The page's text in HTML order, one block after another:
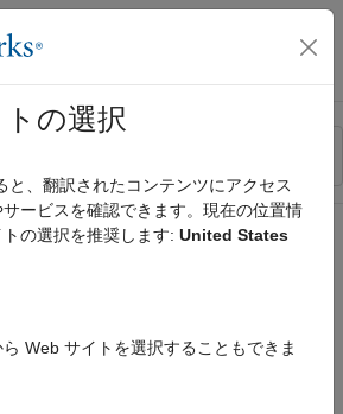
ス ナビゲーション メ
の選択
と、翻訳されたコンテンツにアクセス
ービスを確認できます。現在の位置情
の選択を推奨します: United States
Web サイトを選択することもできま